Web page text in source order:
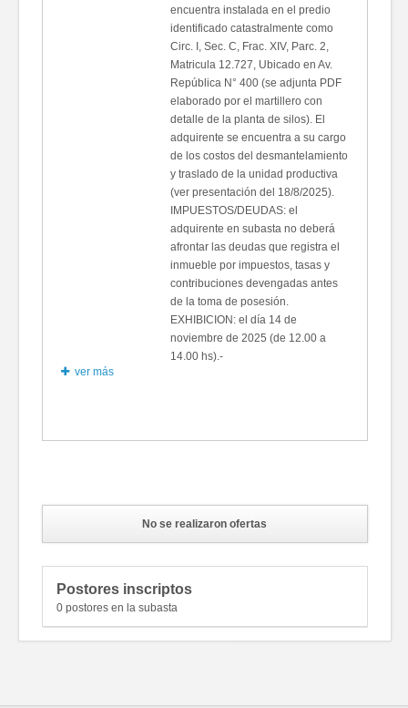
encuentra instalada en el predio
identificado catastralmente como
Circ. I, Sec. C, Frac. XIV, Parc. 2,
Matricula 12.727, Ubicado en Av.
República N° 400 (se adjunta PDF
elaborado por el martillero con
detalle de la planta de silos). El
adquirente se encuentra a su cargo
de los costos del desmantelamiento
y traslado de la unidad productiva
(ver presentación del 18/8/2025).
IMPUESTOS/DEUDAS: el
adquirente en subasta no deberá
afrontar las deudas que registra el
inmueble por impuestos, tasas y
contribuciones devengadas antes
de la toma de posesión.
EXHIBICION: el día 14 de
noviembre de 2025 (de 12.00 a
14.00 hs).-
ver más
No se realizaron ofertas
Postores inscriptos
0 postores en la subasta